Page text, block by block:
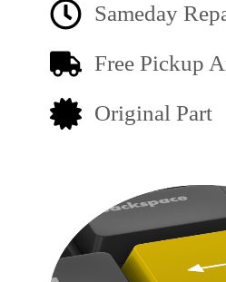
Sameday
Free Pickup
Original Part